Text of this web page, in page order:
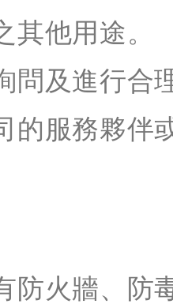
其他用途。
及進行合
的服務夥伴
防火牆、防